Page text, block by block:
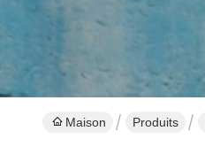
Maison Produits